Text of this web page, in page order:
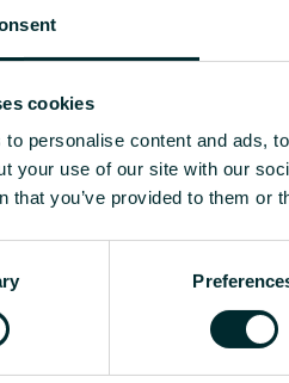
cookies
to personalise content and ads,
your use of our site with our
that you’ve provided to them or
siitä ihanteellisen
Korkeus [mm]
11
tukkumyyjä tai